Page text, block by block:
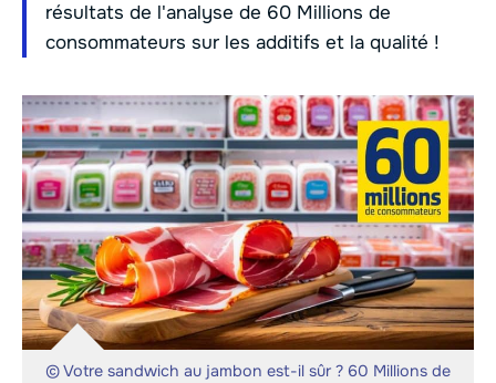
résultats de l'analyse de 60 Millions de
consommateurs sur les additifs et la qualité !
© Votre sandwich au jambon est-il sûr ? 60 Millions de